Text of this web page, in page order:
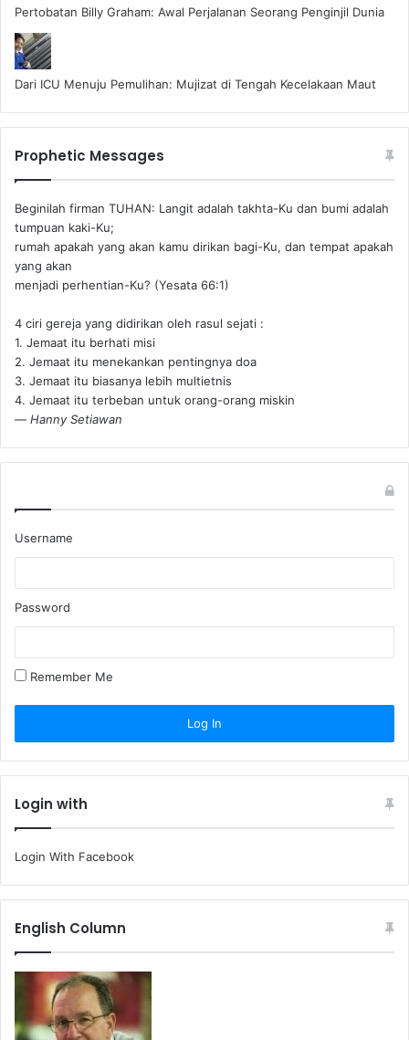
Pertobatan Billy Graham: Awal Perjalanan Seorang Penginjil Dunia
Dari ICU Menuju Pemulihan: Mujizat di Tengah Kecelakaan Maut
Prophetic Messages
Beginilah firman TUHAN: Langit adalah takhta-Ku dan bumi adalah
tumpuan kaki-Ku;
rumah apakah yang akan kamu dirikan bagi-Ku, dan tempat apakah
yang akan
menjadi perhentian-Ku? (Yesata 66:1) ‪
4 ciri gereja yang didirikan oleh rasul sejati :
1. Jemaat itu berhati misi
2. Jemaat itu menekankan pentingnya doa
3. Jemaat itu biasanya lebih multietnis
4. Jemaat itu terbeban untuk orang-orang miskin
— Hanny Setiawan
Username
Password
Remember Me
Login with
Login With Facebook
English Column